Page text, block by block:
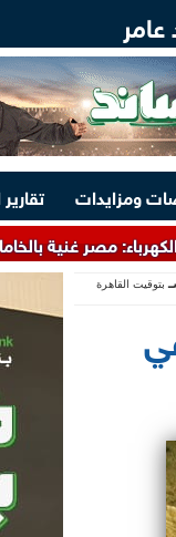
ومزايدات
غنية بالخامات
بتوقيت القاهرة
في